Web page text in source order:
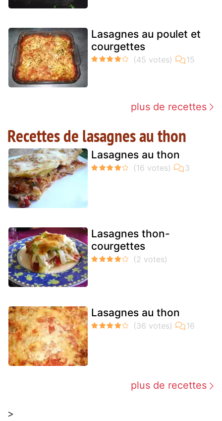
Lasagnes au poulet et
courgettes
plus de recettes
Recettes de lasagnes au thon
Lasagnes au thon
Lasagnes thon-
courgettes
Lasagnes au thon
plus de recettes
>